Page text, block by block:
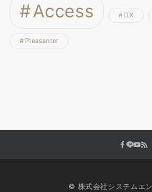
Access DX
Pleasanter
© 株式会社システムエ